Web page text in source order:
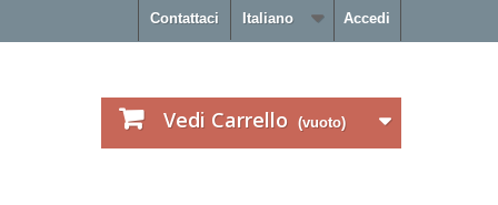
Accedi
Italiano
Contattaci
Vedi Carrello (vuoto)